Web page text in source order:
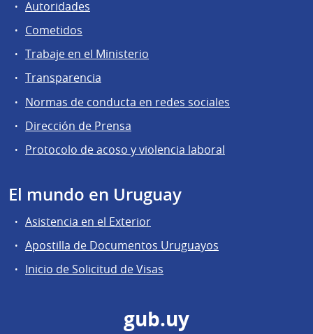
Autoridades
Cometidos
Trabaje en el Ministerio
Transparencia
Normas de conducta en redes sociales
Dirección de Prensa
Protocolo de acoso y violencia laboral
El mundo en Uruguay
Asistencia en el Exterior
Apostilla de Documentos Uruguayos
Inicio de Solicitud de Visas
gub.uy